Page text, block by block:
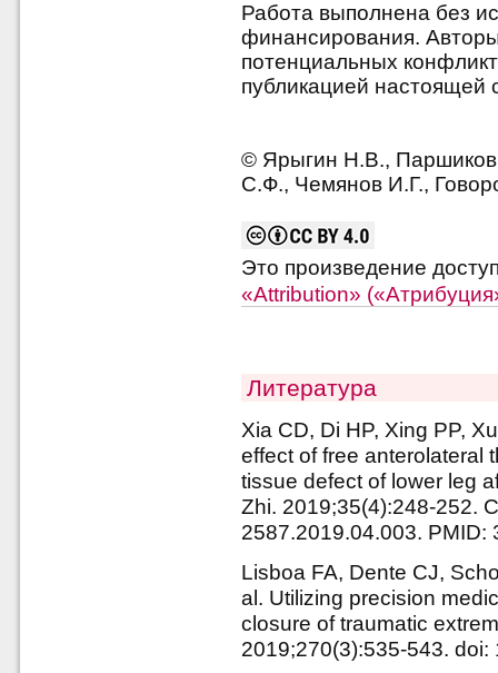
Работа выполнена без
финансирования.
потенциальных
публикацией настоящей
© Ярыгин Н.В.,
C.Ф., Чемянов И.Г.,
Это произведение
«Attribution»
Литература
Xia CD, Di HP, Xing PP,
effect of free anterolateral
tissue defect of lower leg
Zhi. 2019;35(4):248-252.
2587.2019.04.003. PMID:
Lisboa FA, Dente CJ,
al. Utilizing precision
closure of traumatic
2019;270(3):535-543.